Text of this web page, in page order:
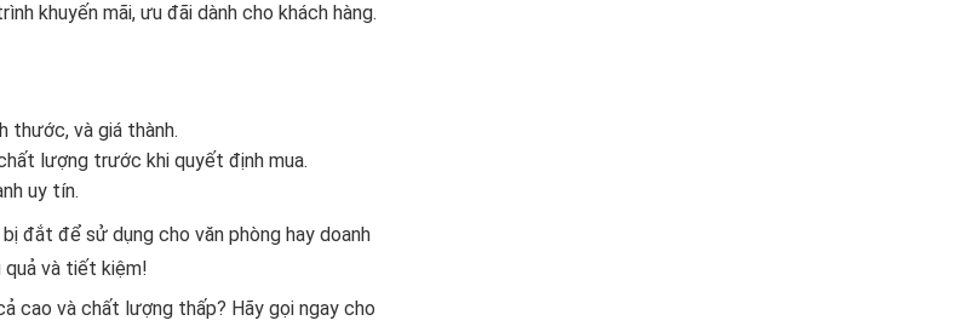
khuyến mãi, ưu đãi dành cho khách hàng.
thước, và giá thành.
lượng trước khi quyết định mua.
uy tín.
đắt để sử dụng cho văn phòng hay doanh
quả và tiết kiệm!
cao và chất lượng thấp? Hãy gọi ngay cho